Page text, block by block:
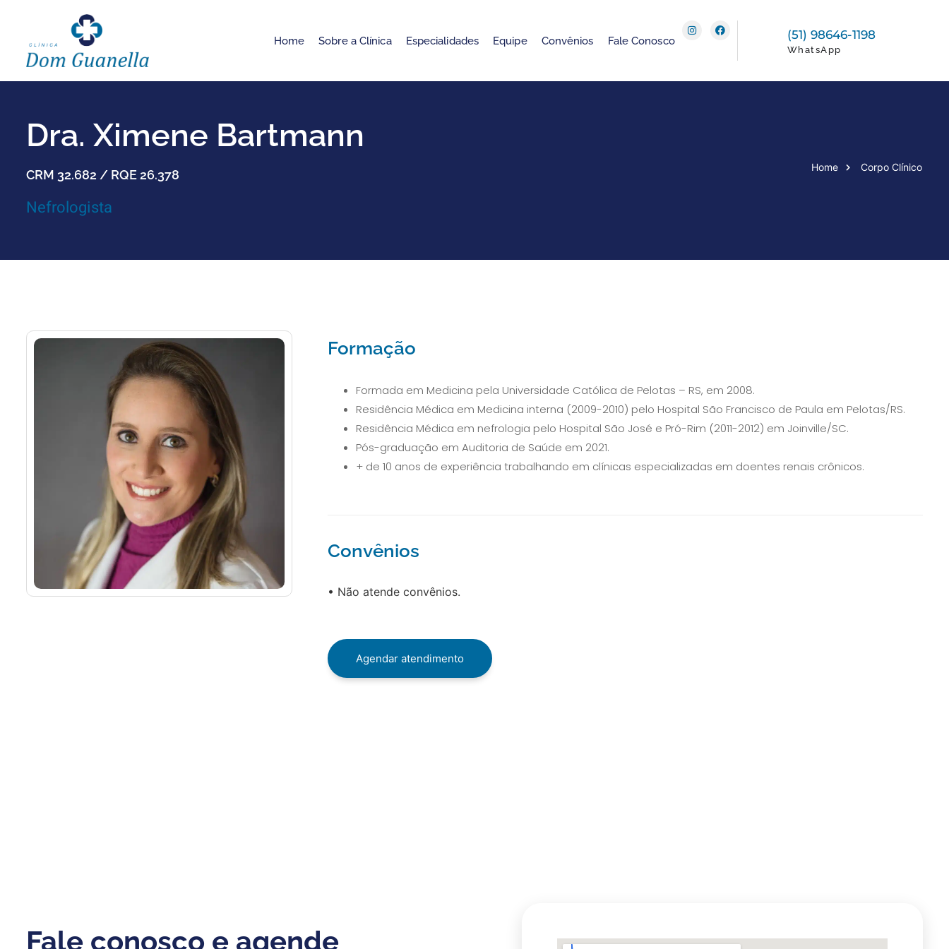
Home Sobre a Clínica Especialidades Equipe Convênios Fale Conosco (51) 98646-1198
WhatsApp
Dra. Ximene Bartmann
CRM 32.682 / RQE 26.378
Nefrologista
Home Corpo Clínico
Formação
Formada em Medicina pela Universidade Católica de Pelotas – RS, em 2008.
Residência Médica em Medicina interna (2009-2010) pelo Hospital São Francisco de Paula em Pelotas/RS.
Residência Médica em nefrologia pelo Hospital São José e Pró-Rim (2011-2012) em Joinville/SC.
Pós-graduação em Auditoria de Saúde em 2021.
+ de 10 anos de experiência trabalhando em clínicas especializadas em doentes renais crônicos.
Convênios
• Não atende convênios.
Agendar atendimento
Fale conosco e agende